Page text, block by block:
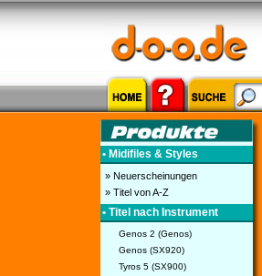
• Midifiles & Styles
» Neuerscheinungen
» Titel von A-Z
• Titel nach Instrument
Genos 2 (Genos)
Genos (SX920)
Tyros 5 (SX900)